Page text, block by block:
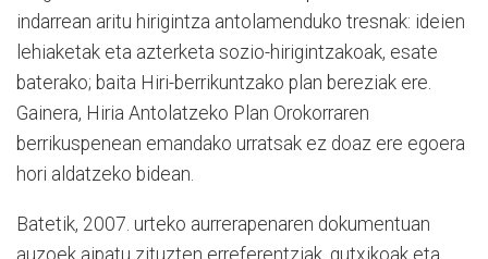
indarrean aritu hirigintza antolamenduko tresnak: ideien
lehiaketak eta azterketa sozio-hirigintzakoak, esate
baterako; baita Hiri-berrikuntzako plan bereziak ere.
Gainera, Hiria Antolatzeko Plan Orokorraren
berrikuspenean emandako urratsak ez doaz ere egoera
hori aldatzeko bidean.
Batetik, 2007. urteko aurrerapenaren dokumentuan
auzoek aipatu zituzten erreferentziak, gutxikoak eta